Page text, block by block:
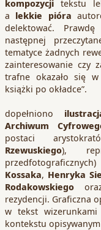
kompozycji tekstu
a lekkie pióra
delektować.
następnej
tematyce żadnych
zainteresowanie czy
trafne okazało się
książki po okładce”.
Czytelną
dopełniono
Archiwum
postaci
Rzewuskiego),
Kossaka, Henryka
Rodakowskiego
rezydencji. Graficzna
w tekst wizerunkami
kontekstu